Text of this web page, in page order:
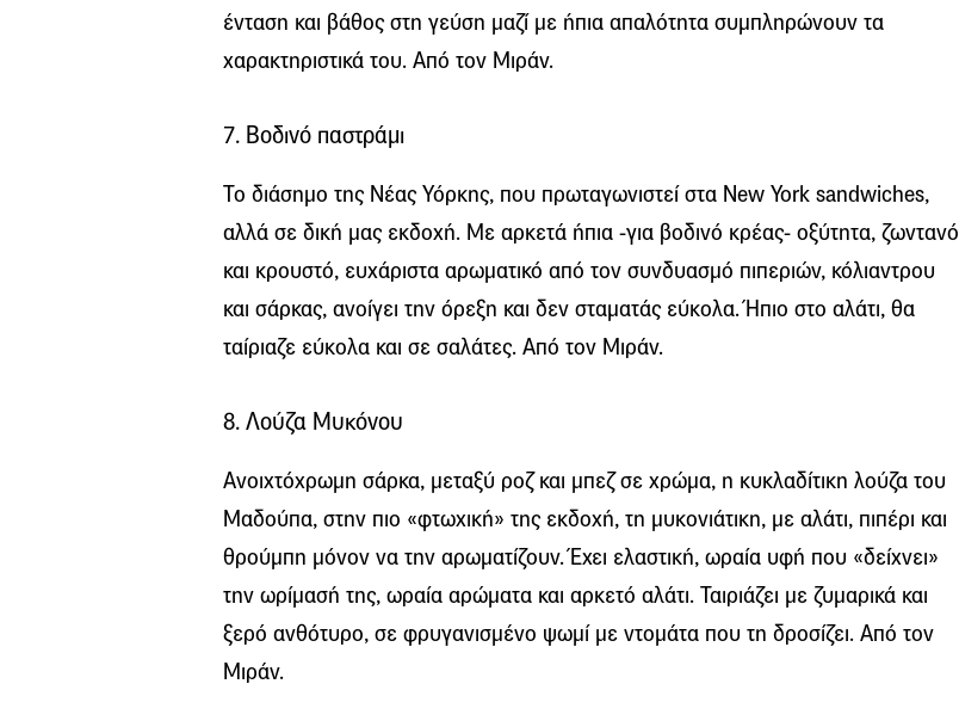
ένταση και βάθος στη γεύση μαζί με ήπια απαλότητα συμπληρώνουν τα
χαρακτηριστικά του. Από τον Μιράν.
7. Βοδινό παστράμι
Το διάσημο της Νέας Υόρκης, που πρωταγωνιστεί στα New York sandwiches,
αλλά σε δική μας εκδοχή. Με αρκετά ήπια -για βοδινό κρέας- οξύτητα, ζωντανό
και κρουστό, ευχάριστα αρωματικό από τον συνδυασμό πιπεριών, κόλιαντρου
και σάρκας, ανοίγει την όρεξη και δεν σταματάς εύκολα. Ήπιο στο αλάτι, θα
ταίριαζε εύκολα και σε σαλάτες. Από τον Μιράν.
8. Λούζα Μυκόνου
Ανοιχτόχρωμη σάρκα, μεταξύ ροζ και μπεζ σε χρώμα, η κυκλαδίτικη λούζα του
Μαδούπα, στην πιο «φτωχική» της εκδοχή, τη μυκονιάτικη, με αλάτι, πιπέρι και
θρούμπη μόνον να την αρωματίζουν. Έχει ελαστική, ωραία υφή που «δείχνει»
την ωρίμασή της, ωραία αρώματα και αρκετό αλάτι. Ταιριάζει με ζυμαρικά και
ξερό ανθότυρο, σε φρυγανισμένο ψωμί με ντομάτα που τη δροσίζει. Από τον
Μιράν.